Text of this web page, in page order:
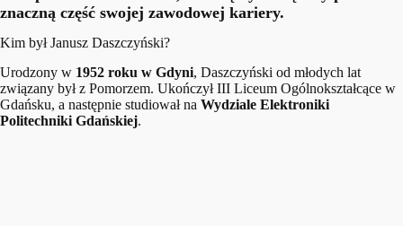
znaczną część swojej zawodowej kariery.
Kim był Janusz Daszczyński?
Urodzony w 1952 roku w Gdyni, Daszczyński od młodych lat
związany był z Pomorzem. Ukończył III Liceum Ogólnokształcące w
Gdańsku, a następnie studiował na Wydziale Elektroniki
Politechniki Gdańskiej.